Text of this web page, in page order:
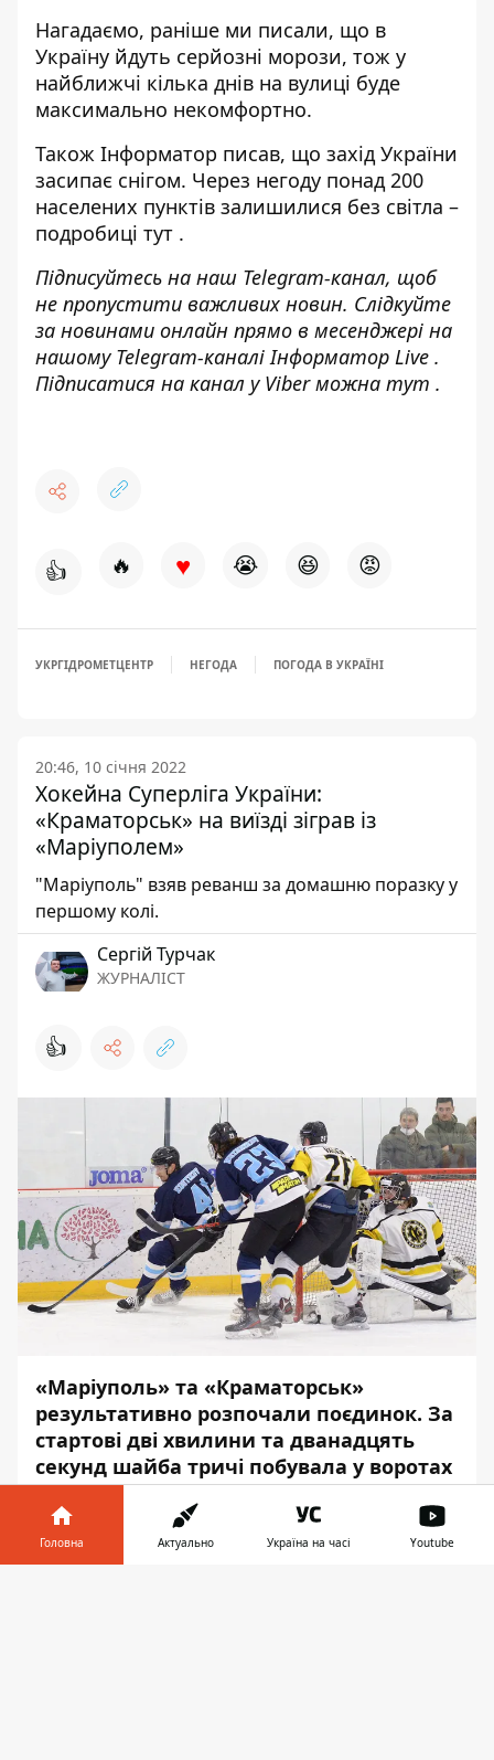
Нагадаємо, раніше ми писали, що в
Україну йдуть серйозні морози, тож у
найближчі кілька днів на вулиці буде
максимально некомфортно.
Також Інформатор писав, що захід України
засипає снігом. Через негоду понад 200
населених пунктів залишилися без світла –
подробиці тут .
Підписуйтесь на наш Telegram-канал, щоб
не пропустити важливих новин. Слідкуйте
за новинами онлайн прямо в месенджері на
нашому Telegram-каналіІнформатор Live .
Підписатися на канал у Viber можна тут .
👍 🔥 ♥ 😭 😆 😡
УКРГІДРОМЕТЦЕНТР НЕГОДА ПОГОДА В УКРАЇНІ
20:46, 10 січня 2022
Хокейна Суперліга України:
«Краматорськ» на виїзді зіграв із
«Маріуполем»
"Маріуполь" взяв реванш за домашню поразку у
першому колі.
Сергій Турчак
ЖУРНАЛІСТ
👍
«Маріуполь» та «Краматорськ»
результативно розпочали поєдинок. За
стартові дві хвилини та дванадцять
секунд шайба тричі побувала у воротах
команд.
Про перебіг подій у матчах хокейної
Суперліги повідомляє
Головна Актуально Україна на часі Youtube